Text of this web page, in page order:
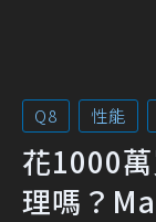
Q8 性能
花1000
理嗎？